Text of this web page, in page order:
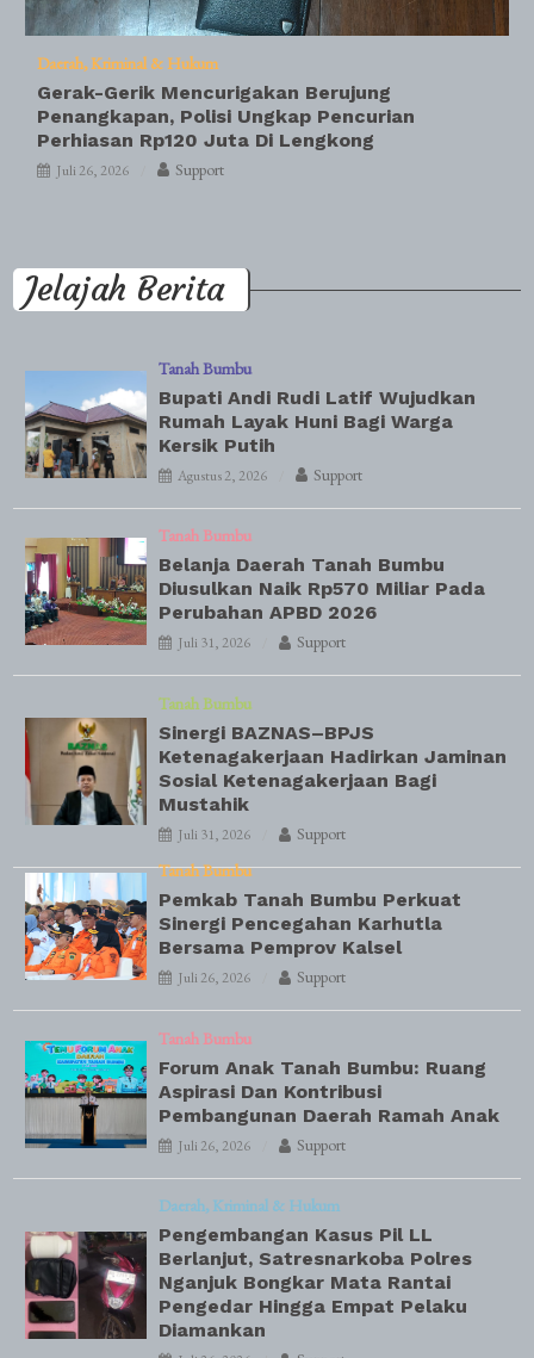
Daerah Kriminal & Hukum
Gerak-Gerik Mencurigakan Berujung
Penangkapan, Polisi Ungkap Pencurian
Perhiasan Rp120 Juta Di Lengkong
Juli 26, 2026 Support
Jelajah Berita
Tanah Bumbu
Bupati Andi Rudi Latif Wujudkan
Rumah Layak Huni Bagi Warga
Kersik Putih
Agustus 2, 2026 Support
Tanah Bumbu
Belanja Daerah Tanah Bumbu
Diusulkan Naik Rp570 Miliar Pada
Perubahan APBD 2026
Juli 31, 2026 Support
Tanah Bumbu
Sinergi BAZNAS–BPJS
Ketenagakerjaan Hadirkan Jaminan
Sosial Ketenagakerjaan Bagi
Mustahik
Juli 31, 2026
Support
Tanah Bumbu
Pemkab Tanah Bumbu Perkuat
Sinergi Pencegahan Karhutla
Bersama Pemprov Kalsel
Juli 26, 2026 Support
Tanah Bumbu
Forum Anak Tanah Bumbu: Ruang
Aspirasi Dan Kontribusi
Pembangunan Daerah Ramah Anak
Juli 26, 2026 Support
Daerah Kriminal & Hukum
Pengembangan Kasus Pil LL
Berlanjut, Satresnarkoba Polres
Nganjuk Bongkar Mata Rantai
Pengedar Hingga Empat Pelaku
Diamankan